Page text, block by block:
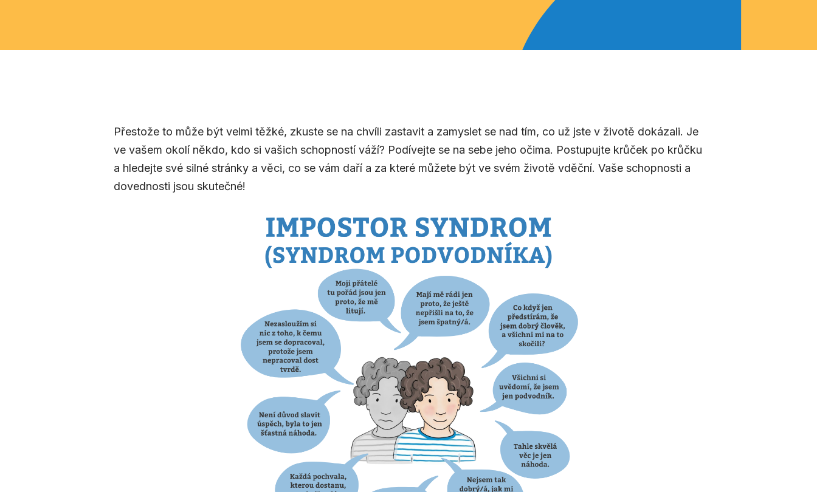
Přestože to může být velmi těžké, zkuste se na chvíli zastavit a zamyslet se nad tím, co už jste v životě dokázali. Je
ve vašem okolí někdo, kdo si vašich schopností váží? Podívejte se na sebe jeho očima. Postupujte krůček po krůčku
a hledejte své silné stránky a věci, co se vám daří a za které můžete být ve svém životě vděční. Vaše schopnosti a
dovednosti jsou skutečné!